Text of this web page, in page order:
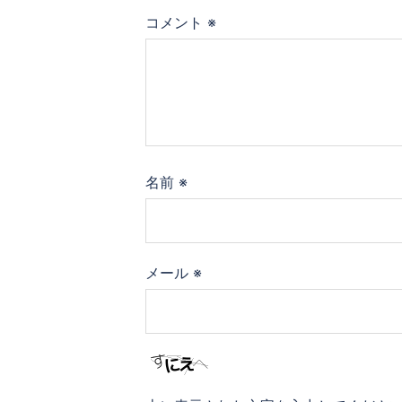
コメント ※
名前 ※
メール ※